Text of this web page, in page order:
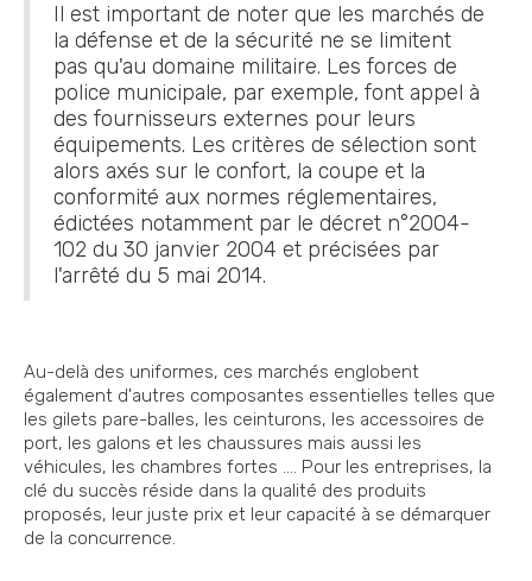
Il est important de noter que les marchés de
la défense et de la sécurité ne se limitent
pas qu'au domaine militaire. Les forces de
police municipale, par exemple, font appel à
des fournisseurs externes pour leurs
équipements. Les critères de sélection sont
alors axés sur le confort, la coupe et la
conformité aux normes réglementaires,
édictées notamment par le décret n°2004-
102 du 30 janvier 2004 et précisées par
l'arrêté du 5 mai 2014.
Au-delà des uniformes, ces marchés englobent
également d'autres composantes essentielles telles que
les gilets pare-balles, les ceinturons, les accessoires de
port, les galons et les chaussures mais aussi les
véhicules, les chambres fortes …. Pour les entreprises, la
clé du succès réside dans la qualité des produits
proposés, leur juste prix et leur capacité à se démarquer
de la concurrence.